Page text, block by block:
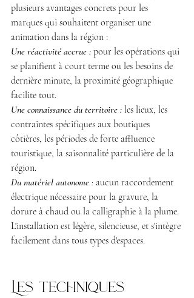
plusieurs avantages concrets pour les
marques qui souhaitent organiser une
animation dans la région :
Une réactivité accrue : pour les opérations qui
se planifient à court terme ou les besoins de
dernière minute, la proximité géographique
facilite tout.
Une connaissance du territoire : les lieux, les
contraintes spécifiques aux boutiques
côtières, les périodes de forte affluence
touristique, la saisonnalité particulière de la
région.
Du matériel autonome : aucun raccordement
électrique nécessaire pour la gravure, la
dorure à chaud ou la calligraphie à la plume.
L'installation est légère, silencieuse, et s'intègre
facilement dans tous types d'espaces.
Les techniques